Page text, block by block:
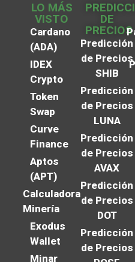
LO MÁS
VISTO
Cardano
(ADA)
IDEX
Crypto
Token
Swap
Curve
Finance
Aptos
(APT)
Calculadora
Minería
Exodus
Wallet
Minar
DE
PRECIOS
Predicción
de Precios
SHIB
Predicción
de Precios
LUNA
Predicción
de Precios
AVAX
Predicción
de Precios
DOT
Predicción
de Precios